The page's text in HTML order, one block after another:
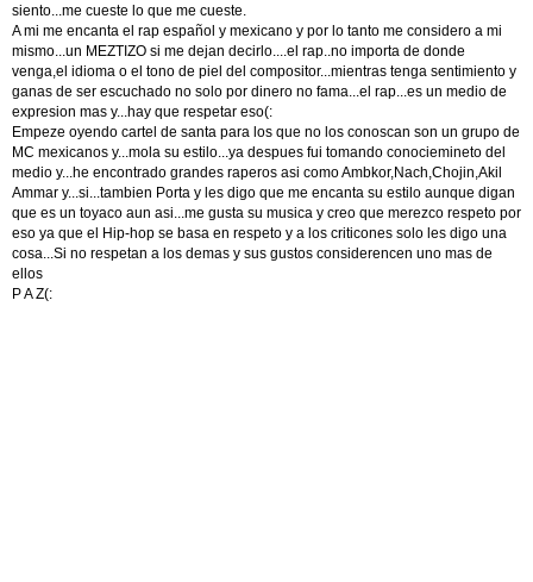
siento...me cueste lo que me cueste.
A mi me encanta el rap español y mexicano y por lo tanto me considero a mi
mismo...un MEZTIZO si me dejan decirlo....el rap..no importa de donde
venga,el idioma o el tono de piel del compositor...mientras tenga sentimiento y
ganas de ser escuchado no solo por dinero no fama...el rap...es un medio de
expresion mas y...hay que respetar eso(:
Empeze oyendo cartel de santa para los que no los conoscan son un grupo de
MC mexicanos y...mola su estilo...ya despues fui tomando conociemineto del
medio y...he encontrado grandes raperos asi como Ambkor,Nach,Chojin,Akil
Ammar y...si...tambien Porta y les digo que me encanta su estilo aunque digan
que es un toyaco aun asi...me gusta su musica y creo que merezco respeto por
eso ya que el Hip-hop se basa en respeto y a los criticones solo les digo una
cosa...Si no respetan a los demas y sus gustos considerencen uno mas de
ellos
P A Z(: